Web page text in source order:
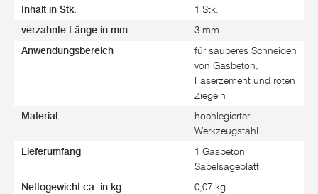
Inhalt in Stk. 1 Stk.
verzahnte Länge in mm 3 mm
Anwendungsbereich
für sauberes Schneiden
von Gasbeton,
Faserzement und roten
Ziegeln
Material
hochlegierter
Werkzeugstahl
Lieferumfang
1 Gasbeton
Säbelsägeblatt
Nettogewicht ca. in kg 0,07 kg